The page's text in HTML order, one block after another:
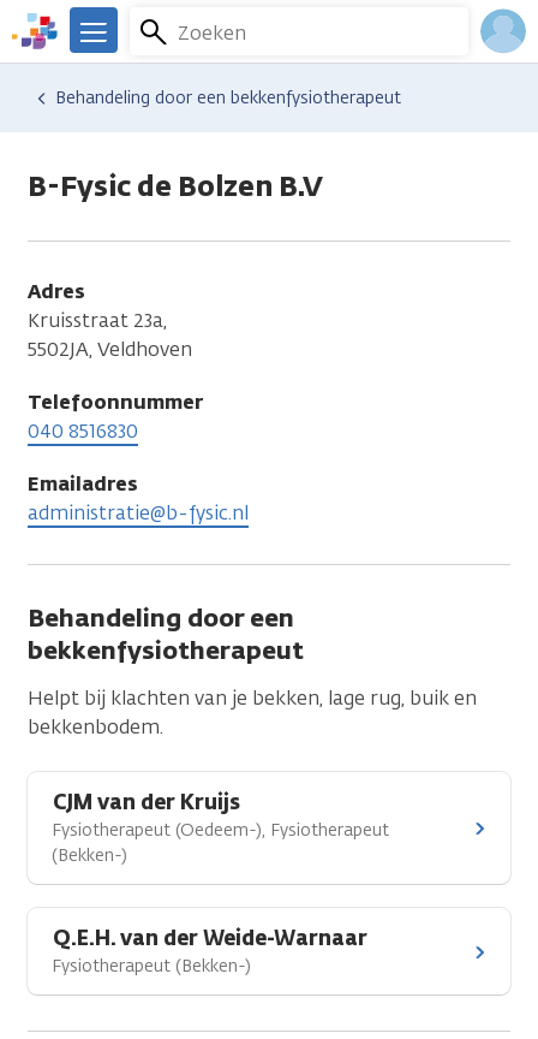
Overslaan
en
naar
We
er
Kanker.nl
Zoeken
Menu
Hulp en ondersteuning
Vind hulp bij kanker
Relaties en gezin
Seksualiteit en intimiteit
Behandeling door een bekkenfysiotherapeut
B-Fysic de Bolzen B.V
Adres
Kruisstraat 23a,
5502JA, Veldhoven
Telefoonnummer
040 8516830
Emailadres
administratie@b-fysic.nl
Behandeling door een
bekkenfysiotherapeut
Helpt bij klachten van je bekken, lage rug, buik en
bekkenbodem.
CJM van der Kruijs
Fysiotherapeut (Oedeem-), Fysiotherapeut
(Bekken-)
Q.E.H. van der Weide-Warnaar
Fysiotherapeut (Bekken-)